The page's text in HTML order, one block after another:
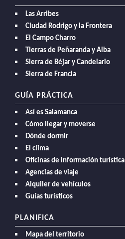
Las Arribes
Ciudad Rodrigo y la Frontera
El Campo Charro
Tierras de Peñaranda y Alba
Sierra de Béjar y Candelario
Sierra de Francia
GUÍA PRÁCTICA
Así es Salamanca
Cómo llegar y moverse
Dónde dormir
El clima
Oficinas de información turística
Agencias de viaje
Alquiler de vehículos
Guías turísticos
PLANIFICA
Mapa del territorio